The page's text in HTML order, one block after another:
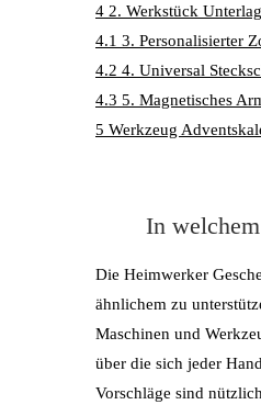
4 2. Werkstück
4.1 3. Personalisierter
4.2 4. Universal
4.3 5. Magnetisches
5 Werkzeug
In
Die Heimwerker
ähnlichem zu
Maschinen und
über die sich jeder
Vorschläge sind